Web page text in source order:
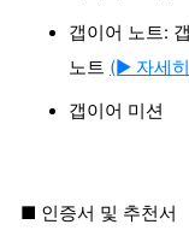
갭이어 노트:
노트 (▶ 자세
갭이어 미션
■ 인증서 및 추천서